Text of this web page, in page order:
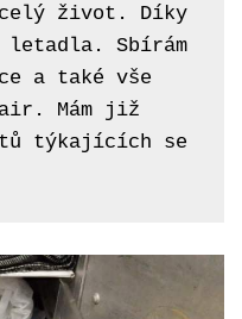
celý život. Díky
letadla. Sbírám
a také vše
Mám již
týkajících se